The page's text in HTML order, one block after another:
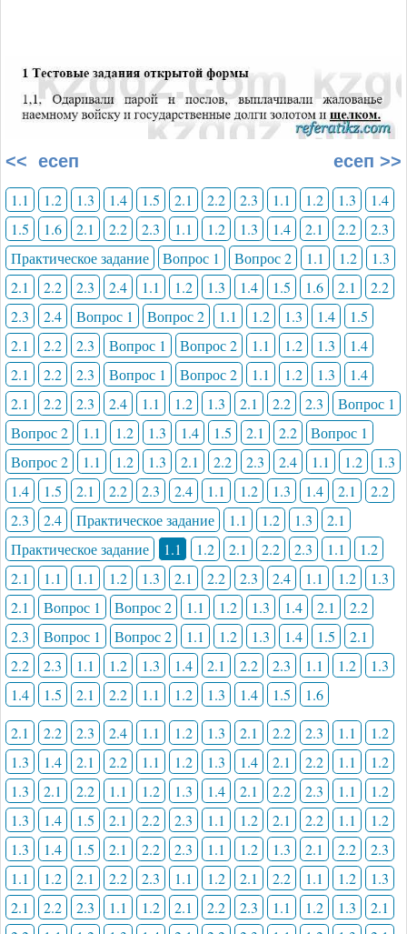
<< есеп есеп >>
1.1 1.2 1.3 1.4 1.5 2.1 2.2 2.3 1.1 1.2 1.3
1.4
1.5
1.6 2.1 2.2 2.3 1.1 1.2 1.3 1.4 2.1 2.2
2.3
Практическое задание
Вопрос 1 Вопрос 2 1.1 1.2
1.3
2.1
2.2 2.3 2.4 1.1 1.2 1.3 1.4 1.5 1.6 2.1
2.2
2.3
2.4 Вопрос 1 Вопрос 2 1.1 1.2 1.3 1.4
1.5
2.1
2.2 2.3 Вопрос 1 Вопрос 2 1.1 1.2 1.3
1.4
2.1
2.2 2.3 Вопрос 1 Вопрос 2 1.1 1.2 1.3
1.4
2.1
2.2 2.3 2.4 1.1 1.2 1.3 2.1 2.2 2.3
Вопрос 1
Вопрос 2
1.1 1.2 1.3 1.4 1.5 2.1 2.2
Вопрос 1
Вопрос 2
1.1 1.2 1.3 2.1 2.2 2.3 2.4 1.1 1.2
1.3
1.4
1.5 2.1 2.2 2.3 2.4 1.1 1.2 1.3 1.4 2.1
2.2
2.3
2.4 Практическое задание 1.1 1.2 1.3
2.1
Практическое задание
1.1 1.2 2.1 2.2 2.3 1.1
1.2
2.1
1.1 1.1 1.2 1.3 2.1 2.2 2.3 2.4 1.1 1.2
1.3
2.1
Вопрос 1 Вопрос 2 1.1 1.2 1.3 1.4 2.1
2.2
2.3
Вопрос 1 Вопрос 2 1.1 1.2 1.3 1.4 1.5
2.1
2.2
2.3 1.1 1.2 1.3 1.4 2.1 2.2 2.3 1.1 1.2
1.3
1.4
1.5 2.1 2.2 1.1 1.2 1.3 1.4 1.5
1.6
2.1
2.2 2.3 2.4 1.1 1.2 1.3 2.1 2.2 2.3 1.1
1.2
1.3
1.4 2.1 2.2 1.1 1.2 1.3 1.4 2.1 2.2 1.1
1.2
1.3
2.1 2.2 1.1 1.2 1.3 1.4 2.1 2.2 2.3 1.1
1.2
1.3
1.4 1.5 2.1 2.2 2.3 1.1 1.2 2.1 2.2 1.1
1.2
1.3
1.4 1.5 2.1 2.2 2.3 1.1 1.2 1.3 2.1 2.2
2.3
1.1
1.2 2.1 2.2 2.3 1.1 1.2 2.1 2.2 1.1 1.2
1.3
2.1
2.2 2.3 1.1 1.2 2.1 2.2 2.3 1.1 1.2 1.3
2.1